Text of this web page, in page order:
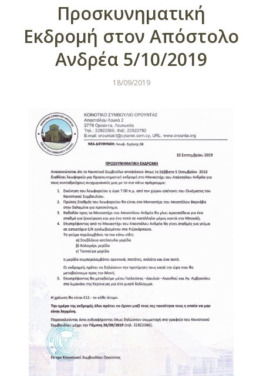
Προσκυνηματική
Εκδρομή στον Απόστολο
Ανδρέα 5/10/2019
18/09/2019